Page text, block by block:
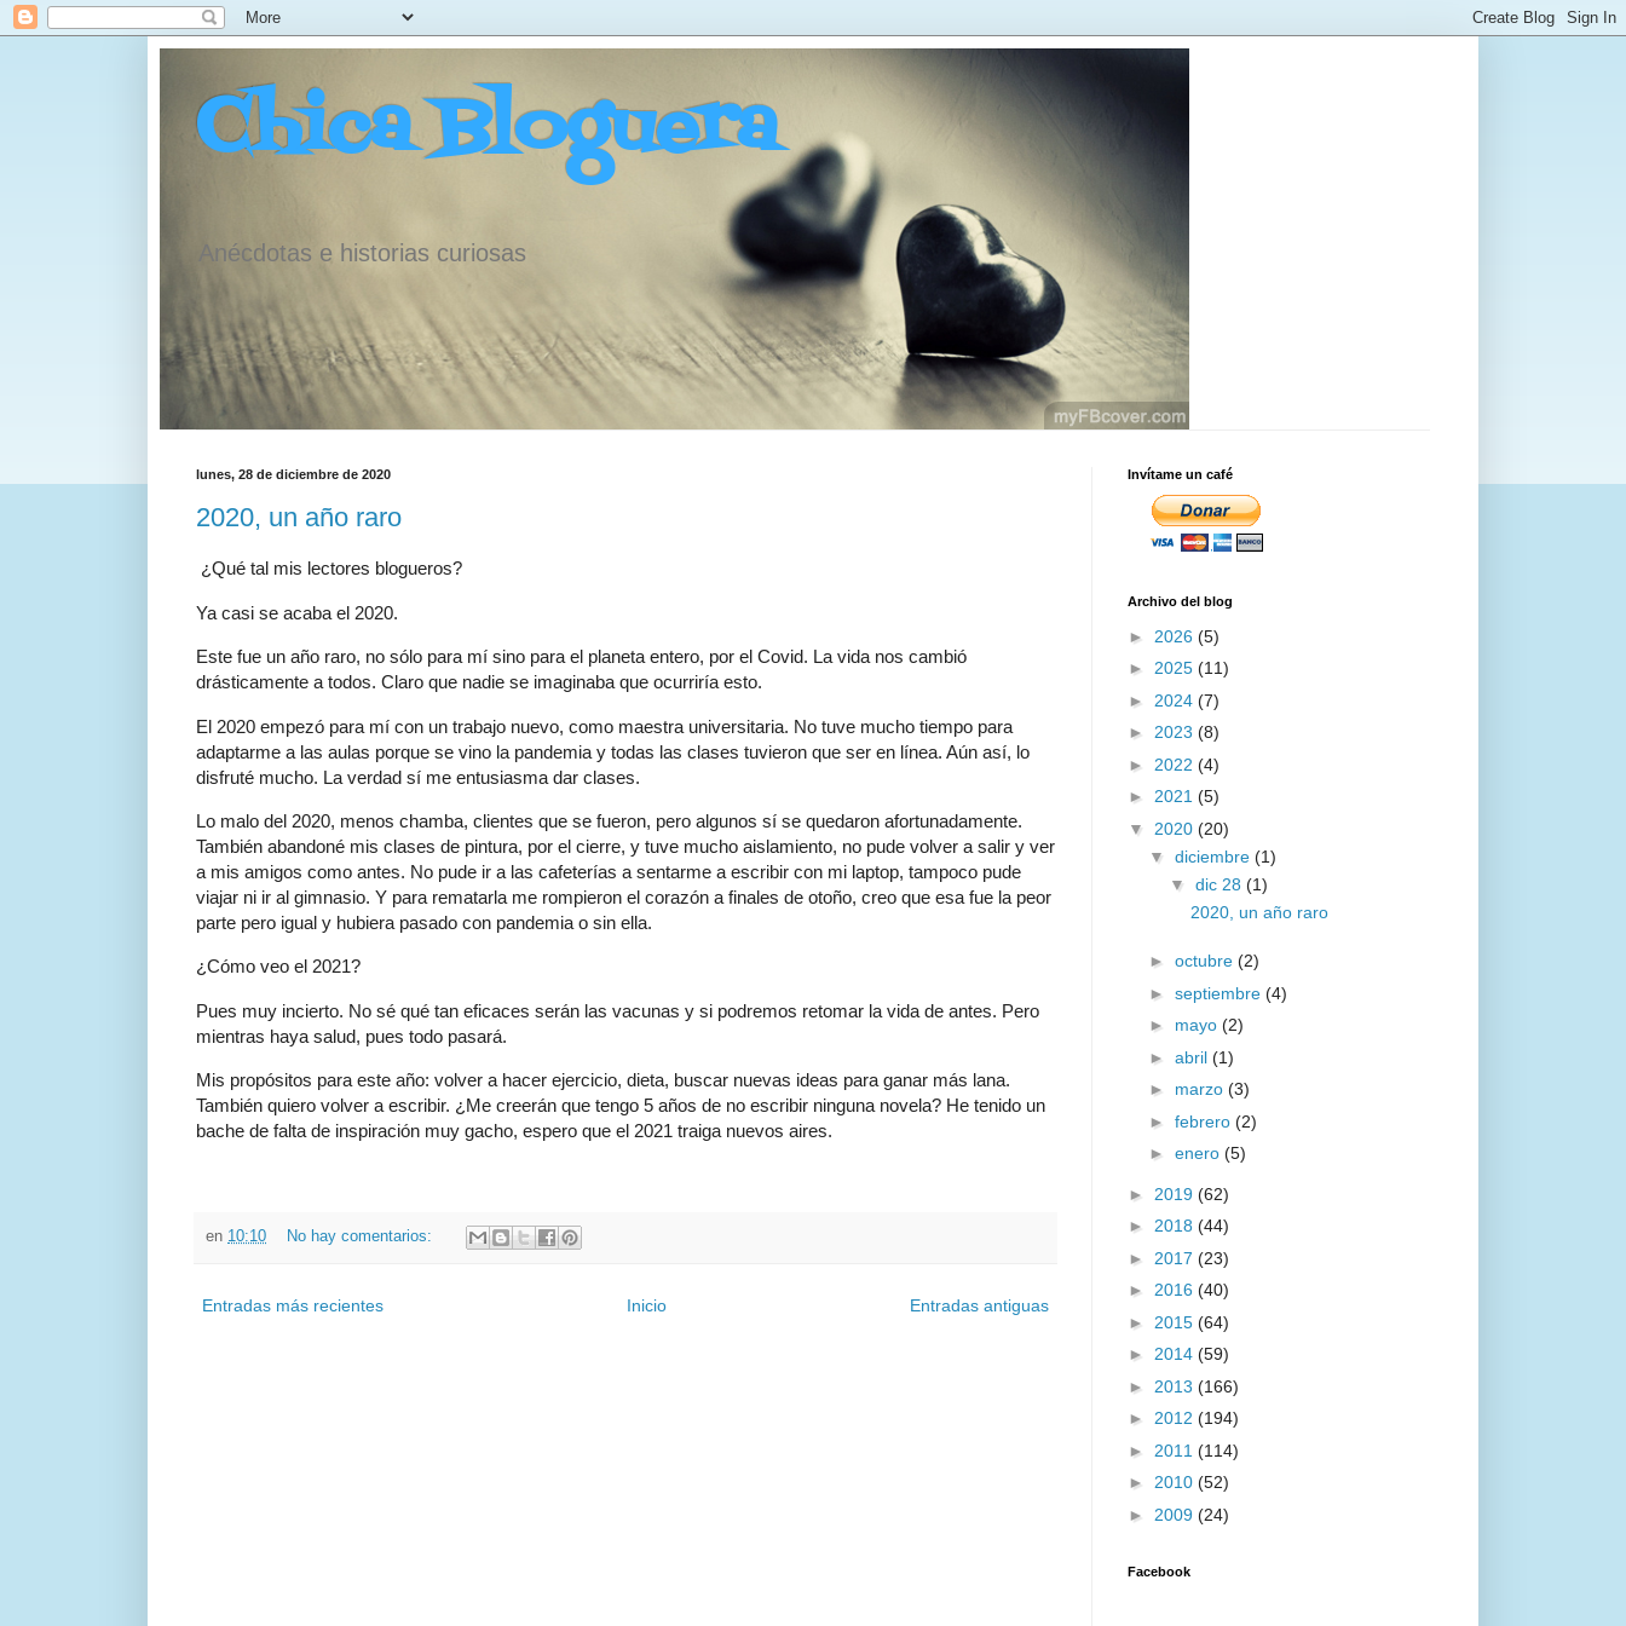
Chica Bloguera
Anécdotas e historias curiosas
lunes, 28 de diciembre de 2020
2020, un año raro
¿Qué tal mis lectores blogueros?
Ya casi se acaba el 2020.
Este fue un año raro, no sólo para mí sino para el planeta entero, por el Covid. La vida nos cambió
drásticamente a todos. Claro que nadie se imaginaba que ocurriría esto.
El 2020 empezó para mí con un trabajo nuevo, como maestra universitaria. No tuve mucho tiempo para
adaptarme a las aulas porque se vino la pandemia y todas las clases tuvieron que ser en línea. Aún así, lo
disfruté mucho. La verdad sí me entusiasma dar clases.
Lo malo del 2020, menos chamba, clientes que se fueron, pero algunos sí se quedaron afortunadamente.
También abandoné mis clases de pintura, por el cierre, y tuve mucho aislamiento, no pude volver a salir y ver
a mis amigos como antes. No pude ir a las cafeterías a sentarme a escribir con mi laptop, tampoco pude
viajar ni ir al gimnasio. Y para rematarla me rompieron el corazón a finales de otoño, creo que esa fue la peor
parte pero igual y hubiera pasado con pandemia o sin ella.
¿Cómo veo el 2021?
Pues muy incierto. No sé qué tan eficaces serán las vacunas y si podremos retomar la vida de antes. Pero
mientras haya salud, pues todo pasará.
Mis propósitos para este año: volver a hacer ejercicio, dieta, buscar nuevas ideas para ganar más lana.
También quiero volver a escribir. ¿Me creerán que tengo 5 años de no escribir ninguna novela? He tenido un
bache de falta de inspiración muy gacho, espero que el 2021 traiga nuevos aires.
en 10:10 No hay comentarios:
Entradas más recientes Entradas antiguas
Inicio
Invítame un café
Archivo del blog
► 2026 (5)
► 2025 (11)
► 2024 (7)
► 2023 (8)
► 2022 (4)
► 2021 (5)
▼ 2020 (20)
▼ diciembre (1)
▼ dic 28 (1)
2020, un año raro
► octubre (2)
► septiembre (4)
► mayo (2)
► abril (1)
► marzo (3)
► febrero (2)
► enero (5)
► 2019 (62)
► 2018 (44)
► 2017 (23)
► 2016 (40)
► 2015 (64)
► 2014 (59)
► 2013 (166)
► 2012 (194)
► 2011 (114)
► 2010 (52)
► 2009 (24)
Facebook